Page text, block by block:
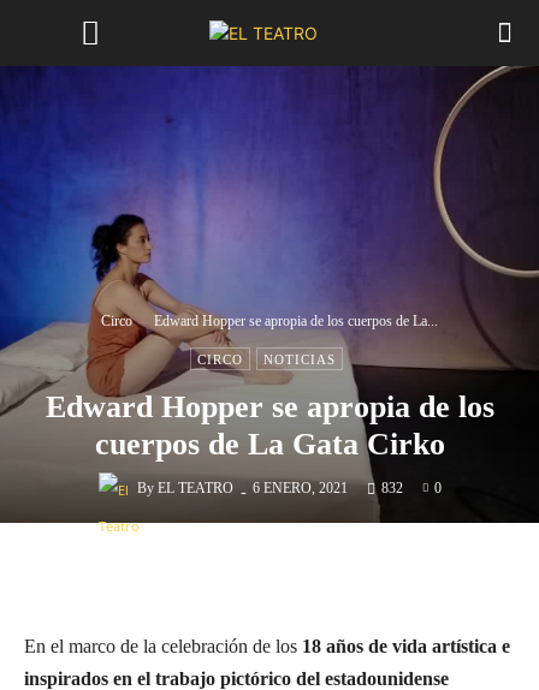
Circo Edward Hopper se apropia de los cuerpos de La...
CIRCO NOTICIAS
Edward Hopper se apropia de los
cuerpos de La Gata Cirko
By EL TEATRO - 6 ENERO, 2021 832 0
En el marco de la celebración de los 18 años de vida artística e
inspirados en el trabajo pictórico del estadounidense